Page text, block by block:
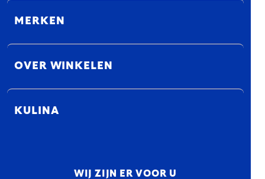
MERKEN
OVER WINKELEN
KULINA
WIJ ZIJN ER VOOR U